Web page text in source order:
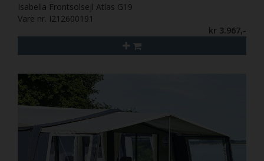
Isabella Frontsolsejl Atlas G19
Vare nr. I212600191
kr 3.967,-